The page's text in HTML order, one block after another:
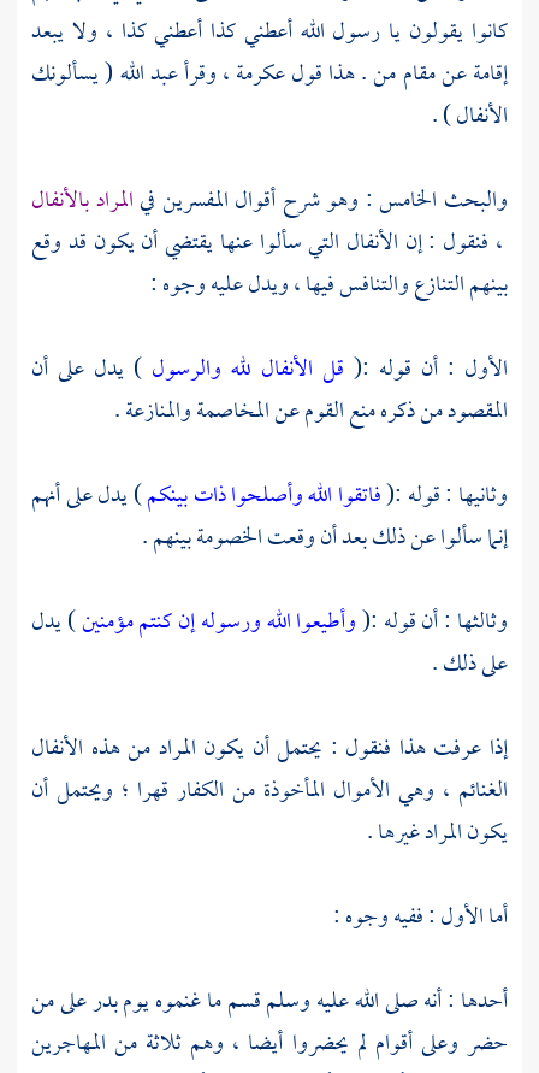
كانوا يقولون يا رسول الله أعطني كذا أعطني كذا ، ولا يبعد
إقامة عن مقام من . هذا قولعكرمة، وقرأعبد الله( يسألونك
الأنفال ) .
والبحث الخامس : وهو شرح أقوال المفسرين فيالمراد بالأنفال
، فنقول : إن الأنفال التي سألوا عنها يقتضي أن يكون قد وقع
بينهم التنازع والتنافس فيها ، ويدل عليه وجوه :
الأول : أن قوله :( قل الأنفال لله والرسول ) يدل على أن
المقصود من ذكره منع القوم عن المخاصمة والمنازعة .
وثانيها : قوله :(فاتقوا الله وأصلحوا ذات بينكم) يدل على أنهم
إنما سألوا عن ذلك بعد أن وقعت الخصومة بينهم .
وثالثها : أن قوله :(وأطيعوا الله ورسوله إن كنتم مؤمنين) يدل
على ذلك .
إذا عرفت هذا فنقول : يحتمل أن يكون المراد من هذه الأنفال
الغنائم ، وهي الأموال المأخوذة من الكفار قهرا ؛ ويحتمل أن
يكون المراد غيرها .
أما الأول : ففيه وجوه :
أحدها : أنه صلى الله عليه وسلم قسم ما غنموه يومبدرعلى من
حضر وعلى أقوام لم يحضروا أيضا ، وهم ثلاثة من المهاجرين